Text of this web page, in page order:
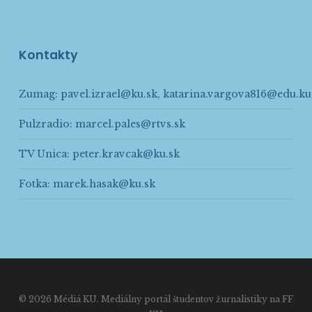
Kontakty
Zumag: pavel.izrael@ku.sk,
Pulzradio: marcel.pales@rtvs.sk
TV Unica: peter.kravcak@ku.sk
Fotka: marek.hasak@ku.sk
© 2026 Médiá KU. Mediálny portál študentov žurnalistiky na FF